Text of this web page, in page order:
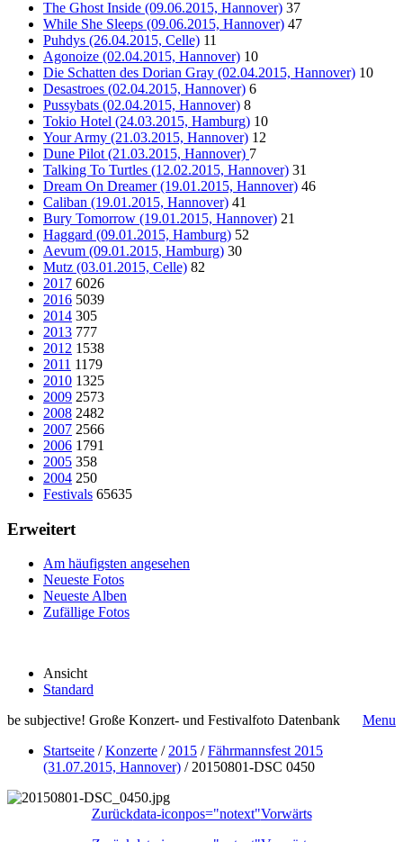
The Ghost Inside (09.06.2015, Hannover) 37
While She Sleeps (09.06.2015, Hannover) 47
Puhdys (26.04.2015, Celle) 11
Agonoize (02.04.2015, Hannover) 10
Die Schatten des Dorian Gray (02.04.2015, Hannover) 10
Desastroes (02.04.2015, Hannover) 6
Pussybats (02.04.2015, Hannover) 8
Tokio Hotel (24.03.2015, Hamburg) 10
Your Army (21.03.2015, Hannover) 12
Dune Pilot (21.03.2015, Hannover) 7
Talking To Turtles (12.02.2015, Hannover) 31
Dream On Dreamer (19.01.2015, Hannover) 46
Caliban (19.01.2015, Hannover) 41
Bury Tomorrow (19.01.2015, Hannover) 21
Haggard (09.01.2015, Hamburg) 52
Aevum (09.01.2015, Hamburg) 30
Mutz (03.01.2015, Celle) 82
2017 6026
2016 5039
2014 305
2013 777
2012 1538
2011 1179
2010 1325
2009 2573
2008 2482
2007 2566
2006 1791
2005 358
2004 250
Festivals 65635
Erweitert
Am häufigsten angesehen
Neueste Fotos
Neueste Alben
Zufällige Fotos
Ansicht
Standard
be subjective! Große Konzert- und Festivalfoto Datenbank
Menu
Startseite /Konzerte / 2015 /Fährmannsfest 2015
(31.07.2015, Hannover) / 20150801-DSC 0450
Zurückdata-iconpos="notext"Vorwärts